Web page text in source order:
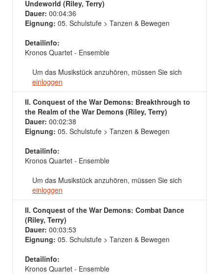
Undeworld (Riley, Terry)
Dauer: 00:04:36
Eignung: 05. Schulstufe > Tanzen & Bewegen
Detailinfo:
Kronos Quartet - Ensemble
Um das Musikstück anzuhören, müssen Sie sich
einloggen
II. Conquest of the War Demons: Breakthrough to
the Realm of the War Demons (Riley, Terry)
Dauer: 00:02:38
Eignung: 05. Schulstufe > Tanzen & Bewegen
Detailinfo:
Kronos Quartet - Ensemble
Um das Musikstück anzuhören, müssen Sie sich
einloggen
II. Conquest of the War Demons: Combat Dance
(Riley, Terry)
Dauer: 00:03:53
Eignung: 05. Schulstufe > Tanzen & Bewegen
Detailinfo:
Kronos Quartet - Ensemble